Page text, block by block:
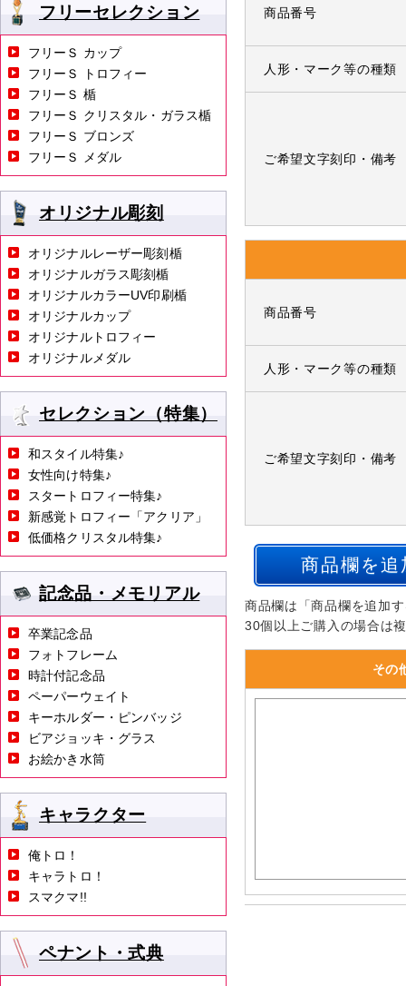
商品番号
人形・マーク等の種類
ご希望文字刻印・備考
商品番号
人形・マーク等の種類
ご希望文字刻印・備考
商品欄は「商品欄を追加
30個以上ご購入の場合は
その
フリーセレクション
フリーＳ カップ
フリーＳ トロフィー
フリーＳ 楯
フリーＳ クリスタル・ガラス楯
フリーＳ ブロンズ
フリーＳ メダル
オリジナル彫刻
オリジナルレーザー彫刻楯
オリジナルガラス彫刻楯
オリジナルカラーUV印刷楯
オリジナルカップ
オリジナルトロフィー
オリジナルメダル
セレクション（特集）
和スタイル特集♪
女性向け特集♪
スタートロフィー特集♪
新感覚トロフィー「アクリア」
低価格クリスタル特集♪
記念品・メモリアル
卒業記念品
フォトフレーム
時計付記念品
ペーパーウェイト
キーホルダー・ピンバッジ
ビアジョッキ・グラス
お絵かき水筒
キャラクター
俺トロ！
キャラトロ！
スマクマ!!
ペナント・式典